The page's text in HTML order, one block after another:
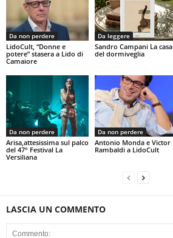
Da non perdere
LidoCult, “Donne e
potere” stasera a Lido di
Camaiore
Da leggere
Sandro Campani La casa
del dormiveglia
Da non perdere
Arisa,attesissima sul palco
del 47° Festival La
Versiliana
Da non perdere
Antonio Monda e Victor
Rambaldi a LidoCult
LASCIA UN COMMENTO